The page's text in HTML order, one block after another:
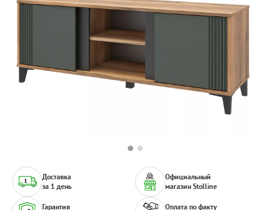
Доставка
за 1 день
Гарантия
Официальный
магазин Stolline
Оплата по факту